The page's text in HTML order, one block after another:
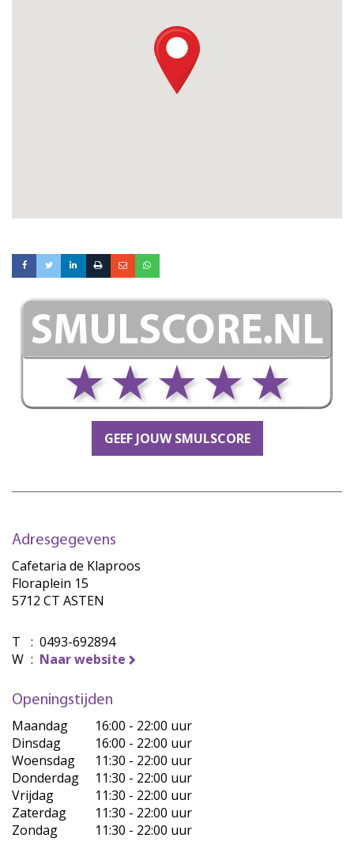
GEEF JOUW SMULSCORE
Adresgegevens
Cafetaria de Klaproos
Floraplein 15
5712 CT ASTEN
T : 0493-692894
W : Naar website
Openingstijden
Maandag
16:00 - 22:00 uur
Dinsdag
16:00 - 22:00 uur
Woensdag
11:30 - 22:00 uur
Donderdag
11:30 - 22:00 uur
Vrijdag
11:30 - 22:00 uur
Zaterdag
11:30 - 22:00 uur
Zondag
11:30 - 22:00 uur